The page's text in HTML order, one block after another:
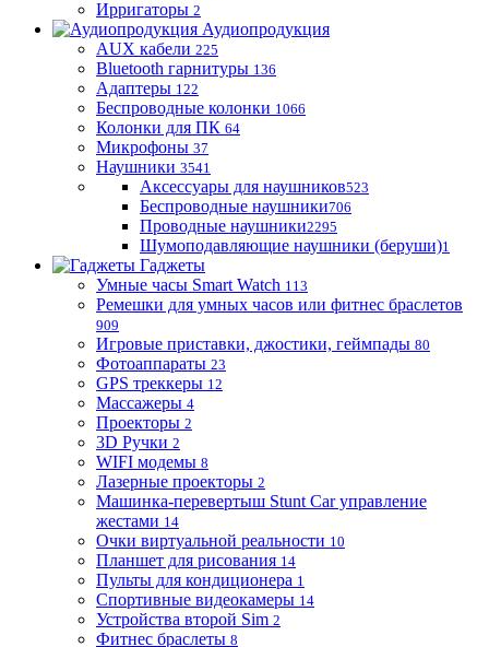
Ирригаторы 2
Аудиопродукция
AUX кабели 225
Bluetooth гарнитуры 136
Адаптеры 122
Беспроводные колонки 1066
Колонки для ПК 64
Микрофоны 37
Наушники 3541
Аксессуары для наушников523
Беспроводные наушники706
Проводные наушники2295
Шумоподавляющие наушники (беруши)1
Гаджеты
Умные часы Smart Watch 113
Ремешки для умных часов или фитнес браслетов
909
Игровые приставки, джостики, геймпады 80
Фотоаппараты 23
GPS треккеры 12
Массажеры 4
Проекторы 2
3D Ручки 2
WIFI модемы 8
Лазерные проекторы 2
Машинка-перевертыш Stunt Car управление
жестами 14
Очки виртуальной реальности 10
Планшет для рисования 14
Пульты для кондиционера 1
Спортивные видеокамеры 14
Устройства второй Sim 2
Фитнес браслеты 8